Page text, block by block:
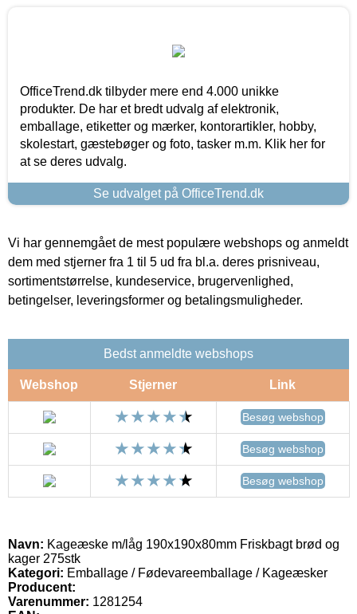
OfficeTrend.dk tilbyder mere end 4.000 unikke
produkter. De har et bredt udvalg af elektronik,
emballage, etiketter og mærker, kontorartikler, hobby,
skolestart, gæstebøger og foto, tasker m.m. Klik her for
at se deres udvalg.
Se udvalget på OfficeTrend.dk
Vi har gennemgået de mest populære webshops og anmeldt
dem med stjerner fra 1 til 5 ud fra bl.a. deres prisniveau,
sortimentstørrelse, kundeservice, brugervenlighed,
betingelser, leveringsformer og betalingsmuligheder.
Bedst anmeldte webshops
Webshop Stjerner Link
Besøg webshop
Besøg webshop
Besøg webshop
Navn: Kageæske m/låg 190x190x80mm Friskbagt brød og
kager 275stk
Kategori: Emballage / Fødevareemballage / Kageæsker
Producent:
Varenummer: 1281254